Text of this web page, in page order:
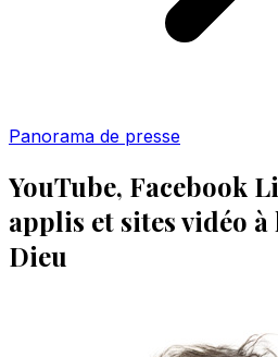
Panorama de presse
YouTube, Facebook
applis et sites vidéo à
Dieu